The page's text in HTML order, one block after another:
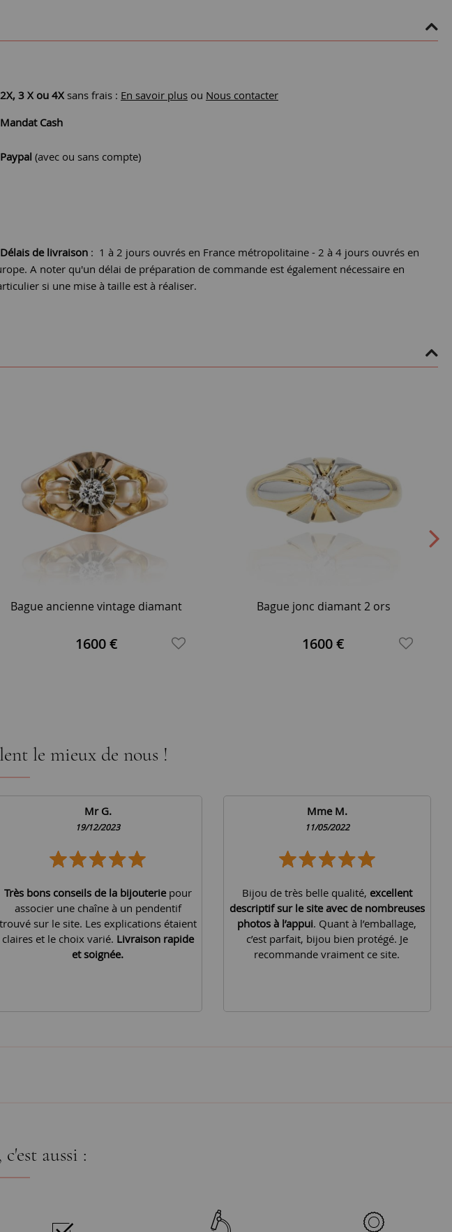
2X, 3 X ou 4X sans frais : En savoir plus ou Nous contacter
Mandat Cash
Paypal (avec ou sans compte)
Délais de livraison : 1 à 2 jours ouvrés en France métropolitaine - 2 à 4 jours ouvrés en
A noter qu'un délai de préparation de commande est également nécessaire en
si une mise à taille est à réaliser.
Bague ancienne vintage diamant
1600 €
Bague jonc diamant 2 ors
1600 €
le mieux de nous !
Mr G.
19/12/2023
Très bons conseils de la bijouteriepour
associer une chaîne à un pendentif
trouvé sur le site. Les explications étaient
claires et le choix varié. Livraison rapide
et soignée.
Mme M.
11/05/2022
Bijou de très belle qualité, excellent
descriptif sur le site avec de nombreuses
photos à l’appui. Quant à l’emballage,
c’est parfait, bijou bien protégé. Je
recommande vraiment ce site.
aussi :